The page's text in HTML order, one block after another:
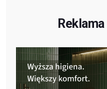
Reklama